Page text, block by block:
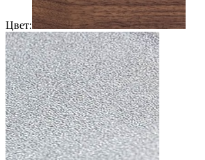
Цвет: